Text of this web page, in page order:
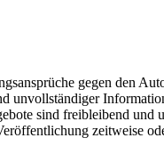
gegen den
unvollständiger
sind freibleibend
zeitweise